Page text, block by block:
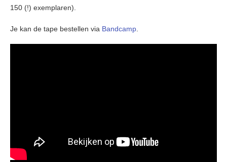
150 (!) exemplaren).
Je kan de tape bestellen via Bandcamp